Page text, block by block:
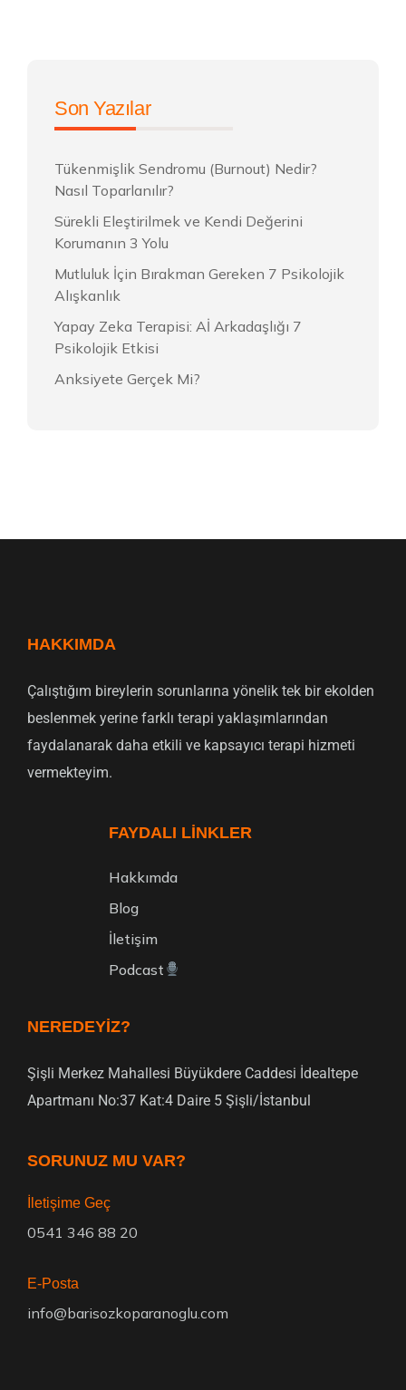
Son Yazılar
Tükenmişlik Sendromu (Burnout) Nedir?
Nasıl Toparlanılır?
Sürekli Eleştirilmek ve Kendi Değerini
Korumanın 3 Yolu
Mutluluk İçin Bırakman Gereken 7 Psikolojik
Alışkanlık
Yapay Zeka Terapisi: Aİ Arkadaşlığı 7
Psikolojik Etkisi
Anksiyete Gerçek Mi?
HAKKIMDA
Çalıştığım bireylerin sorunlarına yönelik tek bir ekolden
beslenmek yerine farklı terapi yaklaşımlarından
faydalanarak daha etkili ve kapsayıcı terapi hizmeti
vermekteyim.
FAYDALI LINKLER
Hakkımda
Blog
İletişim
Podcast
NEREDEYIZ?
Şişli Merkez Mahallesi Büyükdere Caddesi İdealtepe
Apartmanı No:37 Kat:4 Daire 5 Şişli/İstanbul
SORUNUZ MU VAR?
İletişime Geç
0541 346 88 20
E-Posta
info@barisozkoparanoglu.com